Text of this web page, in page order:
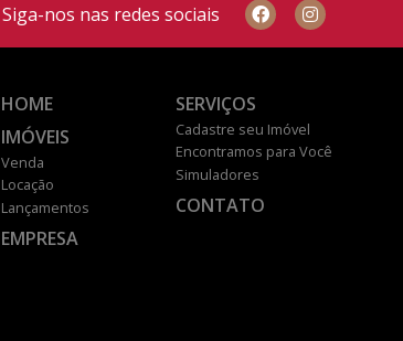
Siga-nos nas redes sociais
HOME
IMÓVEIS
Venda
Locação
Lançamentos
EMPRESA
SERVIÇOS
Cadastre seu Imóvel
Encontramos para Você
Simuladores
CONTATO